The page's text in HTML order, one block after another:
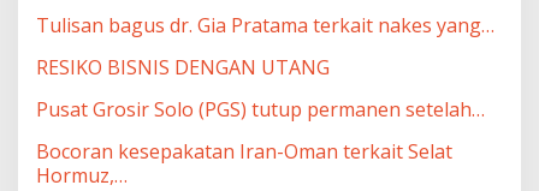
Tulisan bagus dr. Gia Pratama terkait nakes yang…
RESIKO BISNIS DENGAN UTANG
Pusat Grosir Solo (PGS) tutup permanen setelah…
Bocoran kesepakatan Iran-Oman terkait Selat
Hormuz,…